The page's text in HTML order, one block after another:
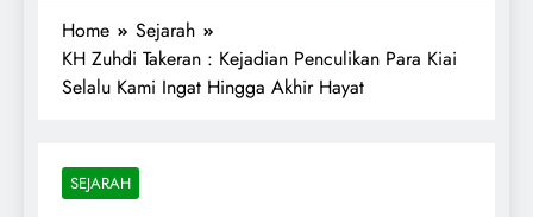
Home
Sejarah
KH Zuhdi Takeran : Kejadian Penculikan Para Kiai
Selalu Kami Ingat Hingga Akhir Hayat
SEJARAH